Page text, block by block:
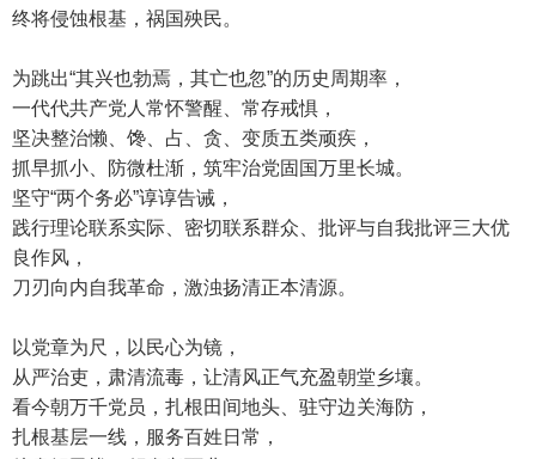
终将侵蚀根基，祸国殃民。
为跳出“其兴也勃焉，其亡也忽”的历史周期率，
一代代共产党人常怀警醒、常存戒惧，
坚决整治懒、馋、占、贪、变质五类顽疾，
抓早抓小、防微杜渐，筑牢治党固国万里长城。
坚守“两个务必”谆谆告诫，
践行理论联系实际、密切联系群众、批评与自我批评三大优
良作风，
刀刃向内自我革命，激浊扬清正本清源。
以党章为尺，以民心为镜，
从严治吏，肃清流毒，让清风正气充盈朝堂乡壤。
看今朝万千党员，扎根田间地头、驻守边关海防，
扎根基层一线，服务百姓日常，